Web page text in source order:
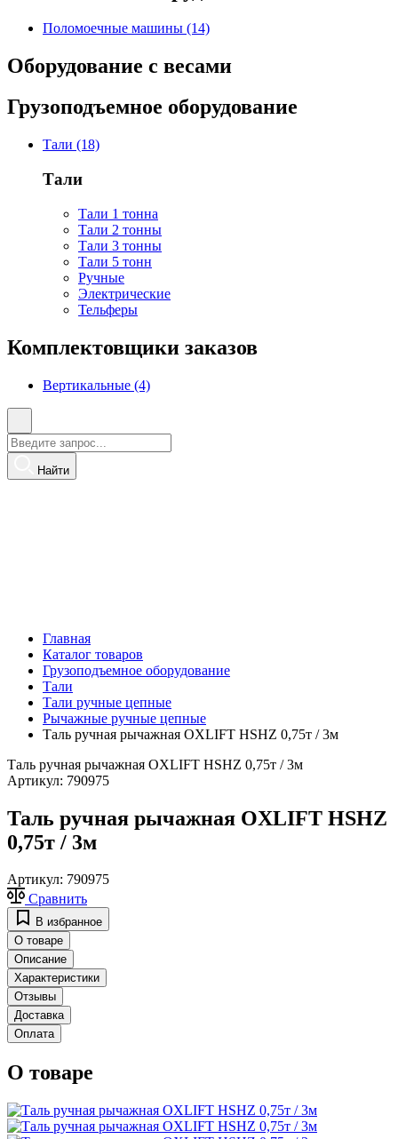
Поломоечные машины (14)
Оборудование с весами
Грузоподъемное оборудование
Тали (18)
Тали
Тали 1 тонна
Тали 2 тонны
Тали 3 тонны
Тали 5 тонн
Ручные
Электрические
Тельферы
Комплектовщики заказов
Вертикальные (4)
Найти
Главная
Каталог товаров
Грузоподъемное оборудование
Тали
Тали ручные цепные
Рычажные ручные цепные
Таль ручная рычажная OXLIFT HSHZ 0,75т / 3м
Таль ручная рычажная OXLIFT HSHZ 0,75т / 3м
Артикул: 790975
Таль ручная рычажная OXLIFT HSHZ
0,75т / 3м
Артикул: 790975
Сравнить
В избранное
О товаре
Описание
Характеристики
Отзывы
Доставка
Оплата
О товаре